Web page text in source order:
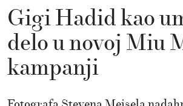
Gigi Hadid kao
delo u novoj Miu
kampanji